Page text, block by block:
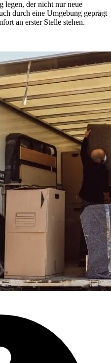
legen, der nicht nur neue
durch eine Umgebung geprägt
an erster Stelle stehen.